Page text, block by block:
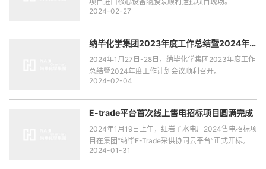
2024-02-27
纳毕化学集团2023年度工作总结暨2024年
2024年1月27日-28日，纳毕化学集团2023年度工作
总结暨2024年度工作计划会议顺利召开。
2024-02-04
E-trade平台首次线上售电招标项目圆满完成
2024年1月19日上午，红岩子水电厂2024售电招标项
目在集团“纳毕E-Trade采供协同云平台”正式开标。
2024-01-31